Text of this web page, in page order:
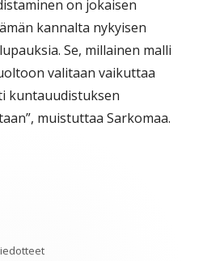
on jokaisen
kannalta nykyisen
Se, millainen malli
valitaan vaikuttaa
kuntauudistuksen
muistuttaa Sarkomaa.